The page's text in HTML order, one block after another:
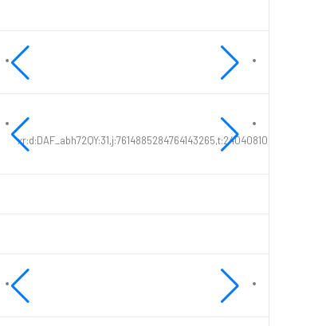
xr:d:DAF_abh72QY:31,j:7614885284764143265,t:24040810